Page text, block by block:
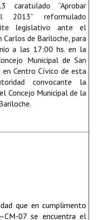
caratulado “Aprobar
2013” reformulado
legislativo ante el
Carlos de Bariloche, para
a las 17:00 hs. en la
Municipal de San
Centro Cívico de esta
convocante la
Concejo Municipal de la
que en cumplimento
07 se encuentra el